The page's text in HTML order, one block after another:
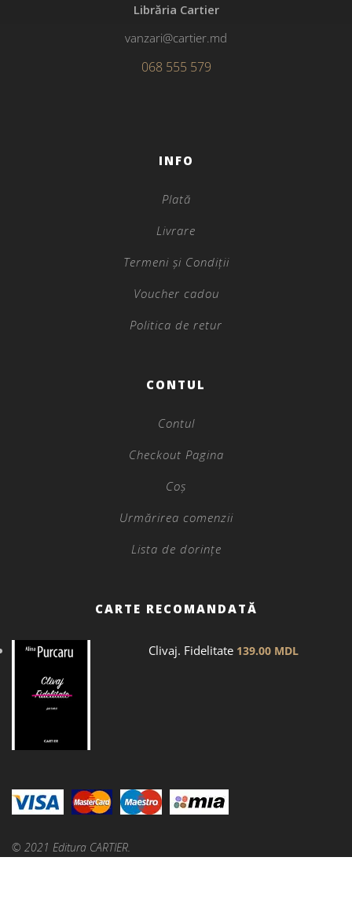
Librăria Cartier
vanzari@cartier.md
068 555 579
INFO
Plată
Livrare
Termeni și Condiții
Voucher cadou
Politica de retur
CONTUL
Contul
Checkout Pagina
Coș
Urmărirea comenzii
Lista de dorințe
CARTE RECOMANDATĂ
Clivaj. Fidelitate 139.00 MDL
© 2021 Editura CARTIER.